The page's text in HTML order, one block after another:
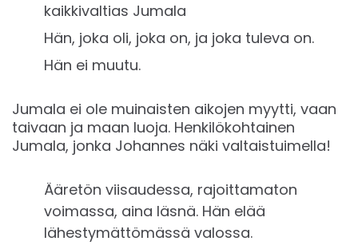
kaikkivaltias Jumala
Hän, joka oli, joka on, ja joka tuleva on.
Hän ei muutu.
Jumala ei ole muinaisten aikojen myytti, vaan
taivaan ja maan luoja. Henkilökohtainen
Jumala, jonka Johannes näki valtaistuimella!
Ääretön viisaudessa, rajoittamaton
voimassa, aina läsnä. Hän elää
lähestymättömässä valossa.